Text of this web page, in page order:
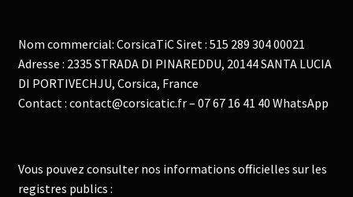
Nom commercial: CorsicaTiC Siret : 515 289 304 00021
Adresse : 2335 STRADA DI PINAREDDU, 20144 SANTA LUCIA
DI PORTIVECHJU, Corsica, France
Contact : contact@corsicatic.fr – 07 67 16 41 40 WhatsApp
Vous pouvez consulter nos informations officielles sur les
registres publics :